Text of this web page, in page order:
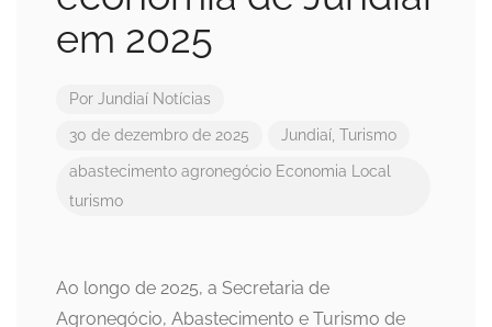
em 2025
Por Jundiaí Notícias
30 de dezembro de 2025 Jundiaí, Turismo
abastecimento agronegócio Economia Local
turismo
Ao longo de 2025, a Secretaria de
Agronegócio, Abastecimento e Turismo de